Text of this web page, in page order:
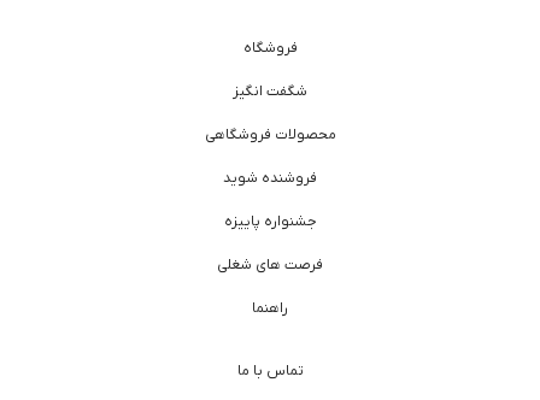
فروشگاه
شگفت انگیز
محصولات فروشگاهی
فروشنده شوید
جشنواره پاییزه
فرصت های شغلی
راهنما
تماس با ما